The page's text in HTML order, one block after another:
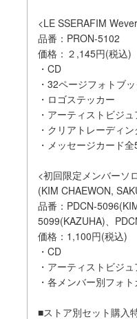
<LE SSERAFIM
品番：PRON-5102
価格：２,145円(税込)
・CD
・32ページフォトブ
・ロゴステッカー
・アーティストビジ
・クリアトレーディ
・メッセージカード
<初回限定メンバーソ
(KIM CHAEWON,
品番：PDCN-
5099(KAZUHA)、
価格：1,100円(税込)
・CD
・アーティストビジ
・各メンバー別フォ
■ストア別セット購入